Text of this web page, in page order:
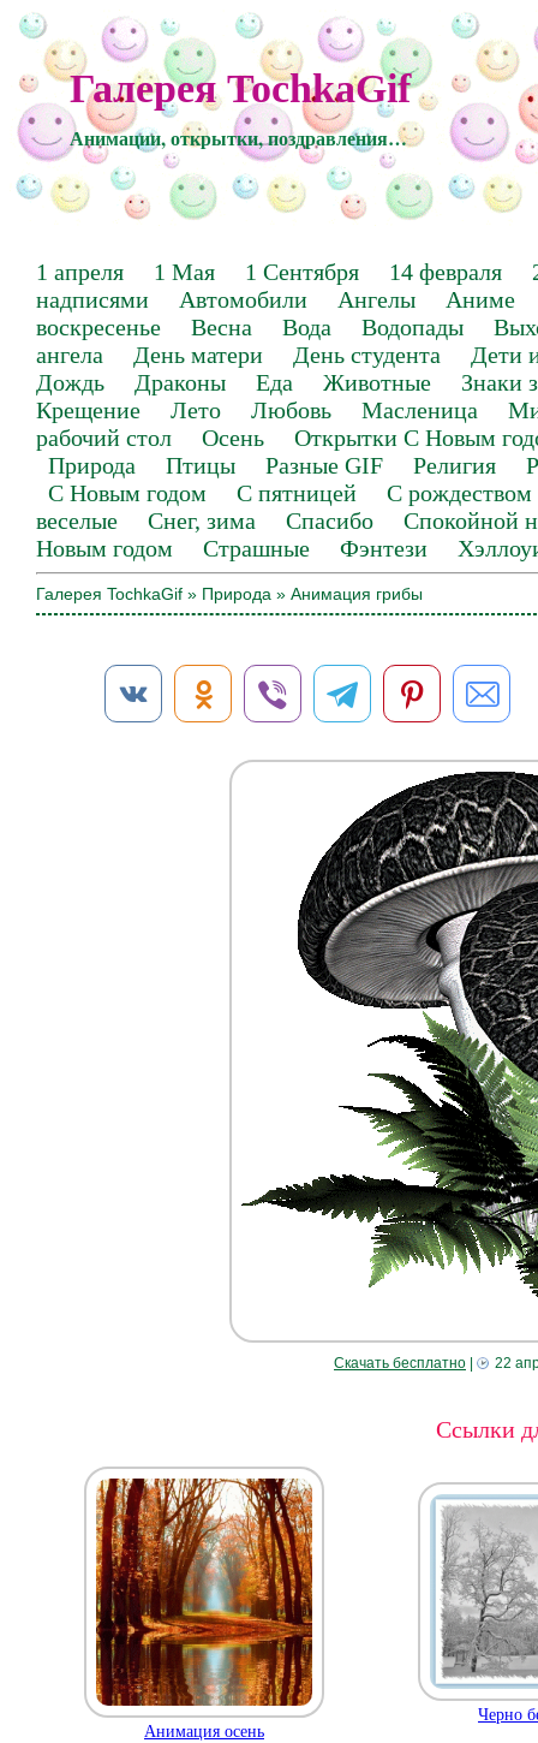
Галерея TochkaGif
Анимации, открытки, поздравления…
1 апреля 1 Мая 1 Сентября 14 февраля
надписями
Автомобили Ангелы
Аниме
воскресенье
Весна Вода Водопады
ангела
День матери День студента
Дети
Дождь
Драконы Еда Животные
Знаки
Крещение
Лето Любовь Масленица
рабочий стол
Осень
Открытки С Новым
Природа
Птицы Разные GIF Религия
С Новым годом
С пятницей
С рождеством
веселые
Снег, зима Спасибо
Спокойной
Новым годом
Страшные Фэнтези
Галерея TochkaGif » Природа » Анимация грибы
Скачать бесплатно 22
Ссылки
Анимация осень
Черно